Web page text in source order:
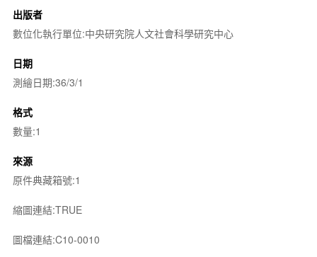
出版者
數位化執行單位:中央研究院人文社會科學研究中心
日期
測繪日期:36/3/1
格式
數量:1
來源
原件典藏箱號:1
縮圖連結:TRUE
圖檔連結:C10-0010